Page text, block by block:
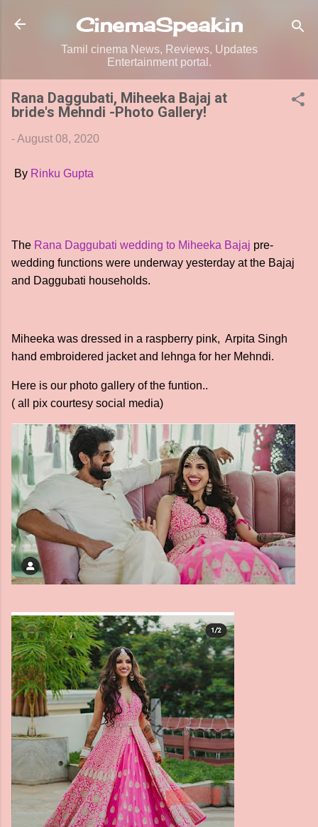
Skip to main content
CinemaSpeak.in
Tamil cinema News, Reviews, Updates
Entertainment portal.
Rana Daggubati, Miheeka Bajaj at
bride's Mehndi -Photo Gallery!
-August 08, 2020
By Rinku Gupta
The Rana Daggubati wedding to Miheeka Bajaj pre-
wedding functions were underway yesterday at the Bajaj
and Daggubati households.
Miheeka was dressed in a raspberry pink, Arpita Singh
hand embroidered jacket and lehnga for her Mehndi.
Here is our photo gallery of the funtion..
( all pix courtesy social media)